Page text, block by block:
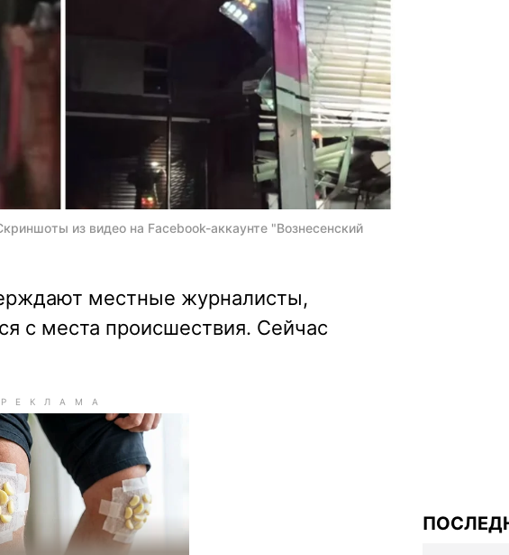
из видео на Facebook-аккаунте "Вознесенский
местные журналисты,
с места происшествия. Сейчас